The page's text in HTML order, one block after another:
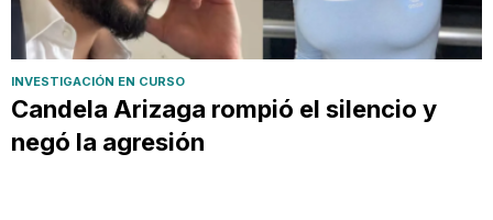
INVESTIGACIÓN EN CURSO
Candela Arizaga rompió el silencio y
negó la agresión